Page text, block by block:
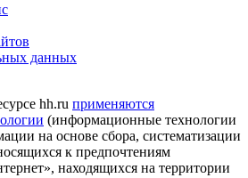
данных
hh.ru применяются
(информационные технологии
на основе сбора, систематизации
к предпочтениям
находящихся на территории